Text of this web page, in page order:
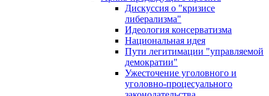
Дискуссия о "кризисе
либерализма"
Идеология консерватизма
Национальная идея
Пути легитимации "управляемой
демократии"
Ужесточение уголовного и
уголовно-процесуального